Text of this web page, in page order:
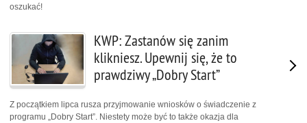
oszukać!
KWP: Zastanów się zanim
klikniesz. Upewnij się, że to
prawdziwy „Dobry Start”
Z początkiem lipca rusza przyjmowanie wniosków o świadczenie z
programu „Dobry Start”. Niestety może być to także okazja dla